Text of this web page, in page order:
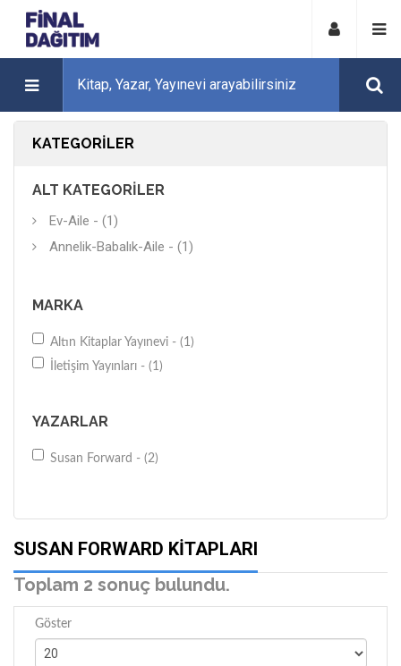
KATEGORILER
ALT KATEGORILER
Ev-Aile - (1)
Annelik-Babalık-Aile - (1)
MARKA
Altın Kitaplar Yayınevi - (1)
İletişim Yayınları - (1)
YAZARLAR
Susan Forward - (2)
SUSAN FORWARD KITAPLARI
Toplam 2 sonuç bulundu.
Göster